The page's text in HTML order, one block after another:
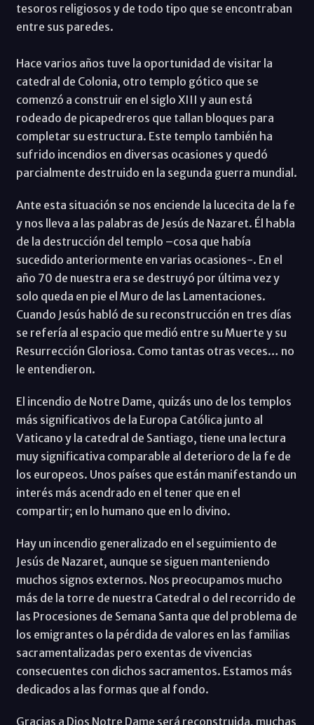
tesoros religiosos y de todo tipo que se encontraban
entre sus paredes.
Hace varios años tuve la oportunidad de visitar la
catedral de Colonia, otro templo gótico que se
comenzó a construir en el siglo XIII y aun está
rodeado de picapedreros que tallan bloques para
completar su estructura. Este templo también ha
sufrido incendios en diversas ocasiones y quedó
parcialmente destruido en la segunda guerra mundial.
Ante esta situación se nos enciende la lucecita de la fe
y nos lleva a las palabras de Jesús de Nazaret. Él habla
de la destrucción del templo –cosa que había
sucedido anteriormente en varias ocasiones-. En el
año 70 de nuestra era se destruyó por última vez y
solo queda en pie el Muro de las Lamentaciones.
Cuando Jesús habló de su reconstrucción en tres días
se refería al espacio que medió entre su Muerte y su
Resurrección Gloriosa. Como tantas otras veces… no
le entendieron.
El incendio de Notre Dame, quizás uno de los templos
más significativos de la Europa Católica junto al
Vaticano y la catedral de Santiago, tiene una lectura
muy significativa comparable al deterioro de la fe de
los europeos. Unos países que están manifestando un
interés más acendrado en el tener que en el
compartir; en lo humano que en lo divino.
Hay un incendio generalizado en el seguimiento de
Jesús de Nazaret, aunque se siguen manteniendo
muchos signos externos. Nos preocupamos mucho
más de la torre de nuestra Catedral o del recorrido de
las Procesiones de Semana Santa que del problema de
los emigrantes o la pérdida de valores en las familias
sacramentalizadas pero exentas de vivencias
consecuentes con dichos sacramentos. Estamos más
dedicados a las formas que al fondo.
Gracias a Dios Notre Dame será reconstruida, muchas